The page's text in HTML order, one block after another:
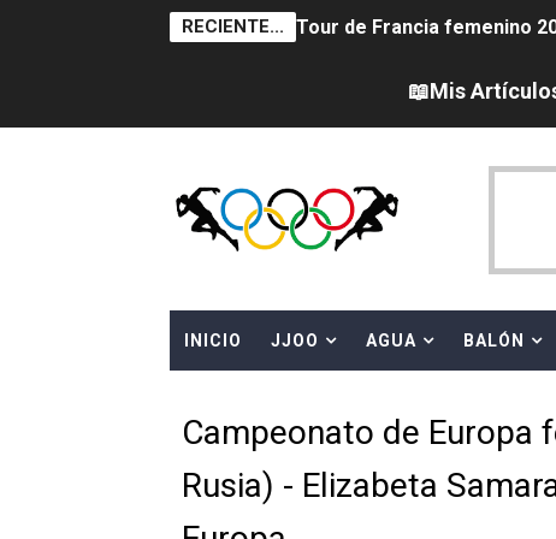
RECIENTE... Tour de Francia femenino
Women's Pro Baseball
Campeonato de Europa en
Campeonato de Europa de
Campeonato de Europa de
Canadá Open 2026
📖Mis
INICIO JJOO AGUA BALÓN
Campeonato de Europa
Rusia) - Elizabeta